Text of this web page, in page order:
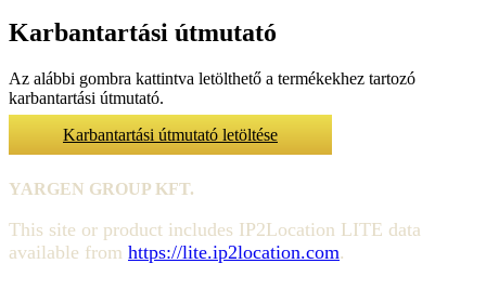
Karbantartási útmutató
Az alábbi gombra kattintva letölthető a termékekhez tartozó
karbantartási útmutató.
Karbantartási útmutató letöltése
YARGEN GROUP KFT.
This site or product includes IP2Location LITE data
available from https://lite.ip2location.com.